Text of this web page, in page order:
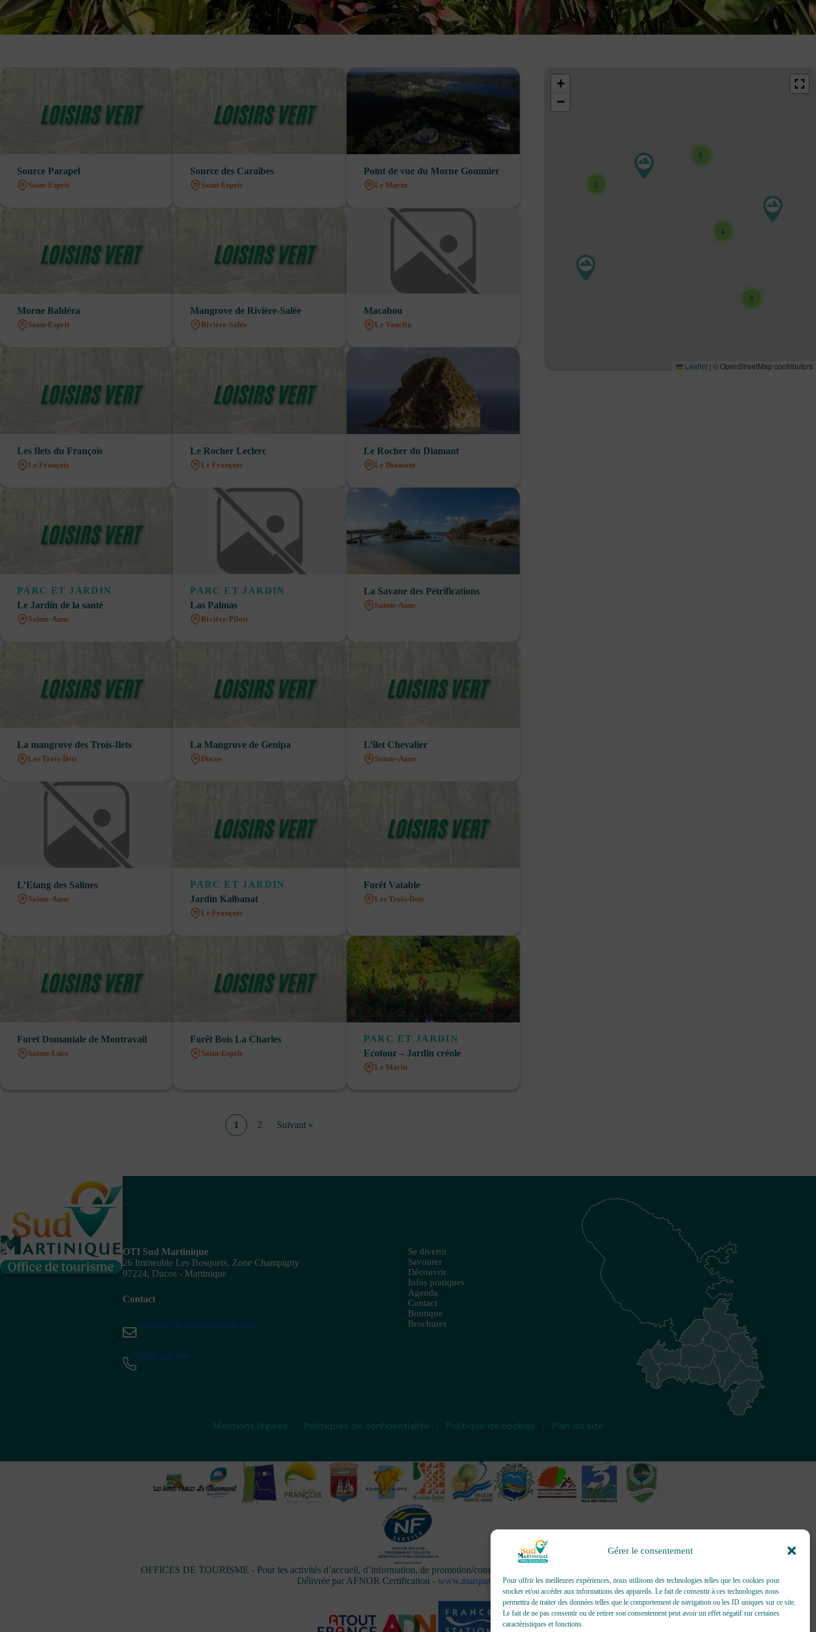
Gérer le consentement
Pour offrir les meilleures expériences, nous utilisons des technologies telles que les cookies pour
stocker et/ou accéder aux informations des appareils. Le fait de consentir à ces technologies nous
permettra de traiter des données telles que le comportement de navigation ou les ID uniques sur ce site.
Le fait de ne pas consentir ou de retirer son consentement peut avoir un effet négatif sur certaines
caractéristiques et fonctions.
Source Parapel
Saint-Esprit
Source des Caraïbes
Saint-Esprit
Point de vue du Morne Gommier
Le Marin
Morne Baldéra
Saint-Esprit
Mangrove de Rivière-Salée
Rivière-Salée
Macabou
Le Vauclin
Les Ilets du François
Le François
Le Rocher Leclerc
Le François
Le Rocher du Diamant
Le Diamant
PARC ET JARDIN
Le Jardin de la santé
Sainte-Anne
PARC ET JARDIN
Las Palmas
Rivière-Pilote
La Savane des Pétrifications
Sainte-Anne
La mangrove des Trois-Ilets
Les Trois-Îlets
La Mangrove de Genipa
Ducos
L’îlet Chevalier
Sainte-Anne
L’Etang des Salines
Sainte-Anne
PARC ET JARDIN
Jardin Kalbanat
Le François
Forêt Vatable
Les Trois-Îlets
Foret Domaniale de Montravail
Sainte-Luce
Forêt Bois La Charles
Saint-Esprit
PARC ET JARDIN
Ecotour – Jardin créole
Le Marin
1 2 Suivant »
3
2
4
5
+
−
Leaflet | © OpenStreetMap contributors
OTI Sud Martinique
26 Immeuble Les Bosquets, Zone Champigny
97224, Ducos - Martinique
Contact
contact@ot-sudmartinique.com
0596 280 999
Se divertir
Savourer
Découvrir
Infos pratiques
Agenda
Contact
Boutique
Brochures
Mentions légales Politiques de confidentialité Politique de cookies Plan du site
OFFICES DE TOURISME - Pour les activités d’accueil, d’information, de promotion/communication, de création et gestion d’événements
Délivrée par AFNOR Certification - www.marque-nf.com